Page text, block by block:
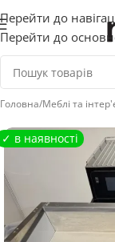
Перейти до
Перейти до
Головна/Меблі та